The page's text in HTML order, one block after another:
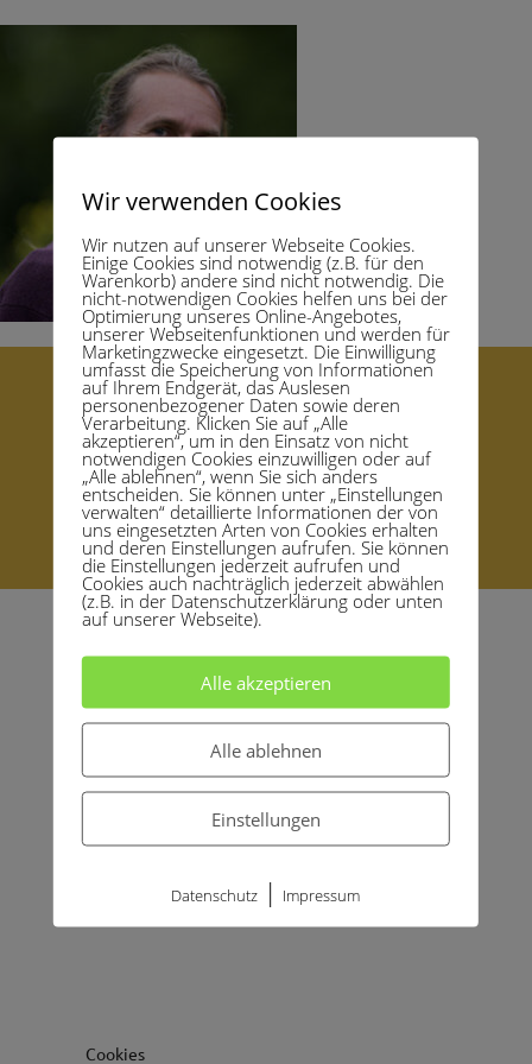
Startseite – Homepage
Kongress Mensch Verbunden Sein
Support
Datenschutzerklärung
Impressum
Rücktritts-Widerrufsbelehrung und Formular
© 2021 copyright by Marianne Graf
Cookies
Wir verwenden Cookies
Wir nutzen auf unserer Webseite Cookies.
Einige Cookies sind notwendig (z.B. für den
Warenkorb) andere sind nicht notwendig. Die
nicht-notwendigen Cookies helfen uns bei der
Optimierung unseres Online-Angebotes,
unserer Webseitenfunktionen und werden für
Marketingzwecke eingesetzt. Die Einwilligung
umfasst die Speicherung von Informationen
auf Ihrem Endgerät, das Auslesen
personenbezogener Daten sowie deren
Verarbeitung. Klicken Sie auf „Alle
akzeptieren“, um in den Einsatz von nicht
notwendigen Cookies einzuwilligen oder auf
„Alle ablehnen“, wenn Sie sich anders
entscheiden. Sie können unter „Einstellungen
verwalten“ detaillierte Informationen der von
uns eingesetzten Arten von Cookies erhalten
und deren Einstellungen aufrufen. Sie können
die Einstellungen jederzeit aufrufen und
Cookies auch nachträglich jederzeit abwählen
(z.B. in der Datenschutzerklärung oder unten
auf unserer Webseite).
Alle akzeptieren
Alle ablehnen
Einstellungen
Datenschutz | Impressum